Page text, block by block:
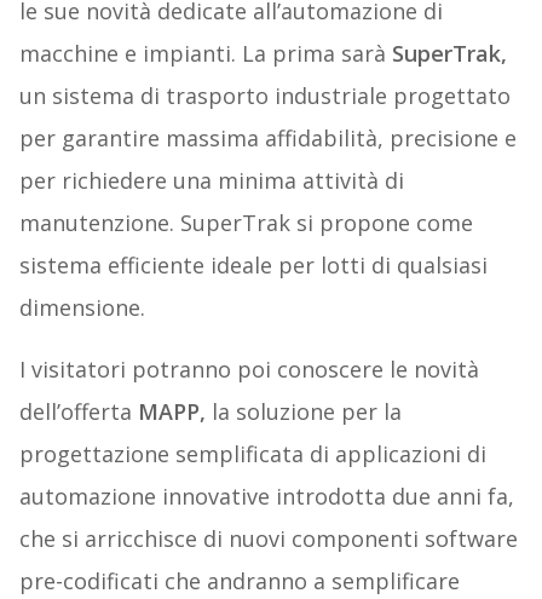
le sue novità dedicate all’automazione di
macchine e impianti. La prima sarà SuperTrak,
un sistema di trasporto industriale progettato
per garantire massima affidabilità, precisione e
per richiedere una minima attività di
manutenzione. SuperTrak si propone come
sistema efficiente ideale per lotti di qualsiasi
dimensione.
I visitatori potranno poi conoscere le novità
dell’offerta MAPP, la soluzione per la
progettazione semplificata di applicazioni di
automazione innovative introdotta due anni fa,
che si arricchisce di nuovi componenti software
pre-codificati che andranno a semplificare